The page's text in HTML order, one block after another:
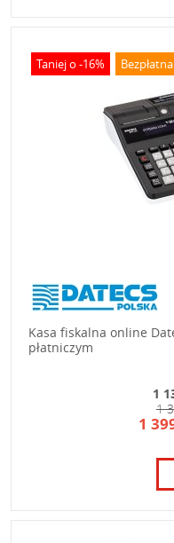
Taniej o -16%
Kasa fiskalna online
płatniczym
1
1
1